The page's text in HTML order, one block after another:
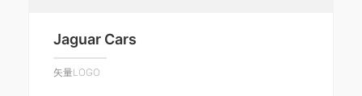
Jaguar Cars
矢量LOGO